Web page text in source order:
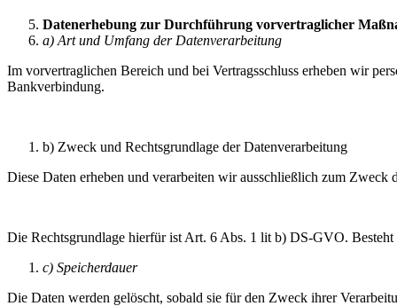
Datenerhebung zur Durchführung vorvertraglicher
a) Art und Umfang der Datenverarbeitung
Im vorvertraglichen Bereich und bei Vertragsschluss erheben wir
Bankverbindung.
b) Zweck und Rechtsgrundlage der Datenverarbeitung
Diese Daten erheben und verarbeiten wir ausschließlich zum
Die Rechtsgrundlage hierfür ist Art. 6 Abs. 1 lit b) DS-GVO.
c) Speicherdauer
Die Daten werden gelöscht, sobald sie für den Zweck ihrer